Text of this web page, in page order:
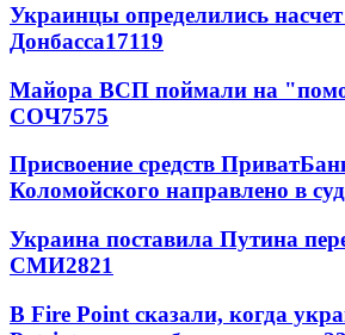
Украинцы определились
Донбасса17119
Майора ВСП поймали на
СОЧ7575
Присвоение средств
Коломойского направлено в суд
Украина поставила Путина
СМИ2821
В Fire Point сказали, когда